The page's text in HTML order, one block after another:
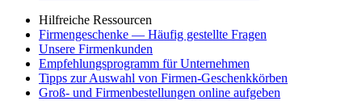
Hilfreiche Ressourcen
Firmengeschenke — Häufig gestellte Fragen
Unsere Firmenkunden
Empfehlungsprogramm für Unternehmen
Tipps zur Auswahl von Firmen-Geschenkkörben
Groß- und Firmenbestellungen online aufgeben